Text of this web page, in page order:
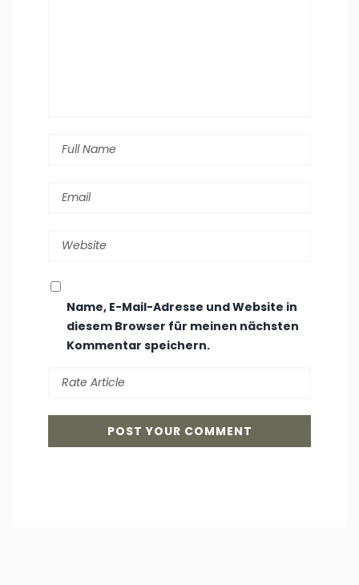
Name, E-Mail-Adresse und Website in
diesem Browser für meinen nächsten
Kommentar speichern.